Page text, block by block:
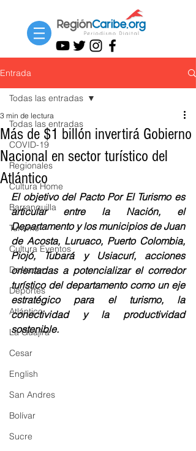
Entrada
Todas las entradas
COVID-19
Regionales
Cultura Home
Barranquilla
Turismo
Cultura Eventos
Destacar
Deportes
Atlántico
La Guajira
Cesar
English
San Andres
Bolívar
Sucre
Todas las entradas
Más de $1 billón invertirá Gobierno
Nacional en sector turístico del
Atlántico
3 min de lectura
El objetivo del Pacto Por El Turismo es
articular entre la Nación, el
Departamento y los municipios de Juan
de Acosta, Luruaco, Puerto Colombia,
Piojó, Tubará y Usiacurí, acciones
orientadas a potencializar el corredor
turístico del departamento como un eje
estratégico para el turismo, la
conectividad y la productividad
sostenible.